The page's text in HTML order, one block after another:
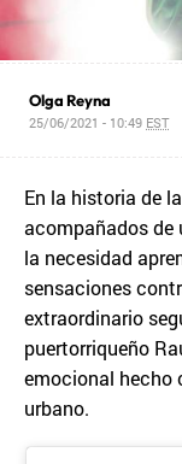
Olga Reyna
25/06/2021 - 10:49 EST
En la historia de
acompañados de
la necesidad
sensaciones
extraordinario
puertorriqueño
emocional hecho
urbano.